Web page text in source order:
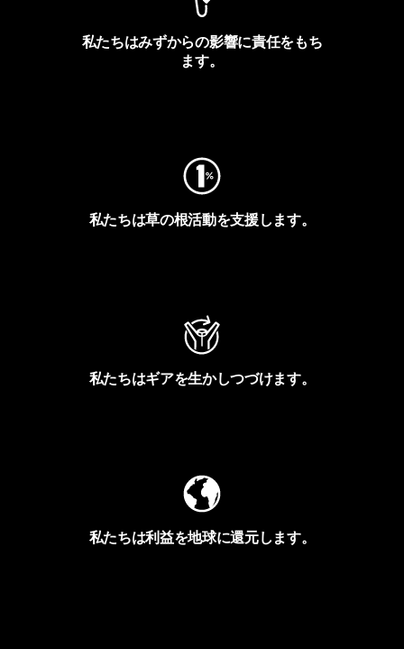
私たちはみずからの影響に責任をもち
ます。
私たちは草の根活動を支援します。
私たちはギアを生かしつづけます。
私たちは利益を地球に還元します。